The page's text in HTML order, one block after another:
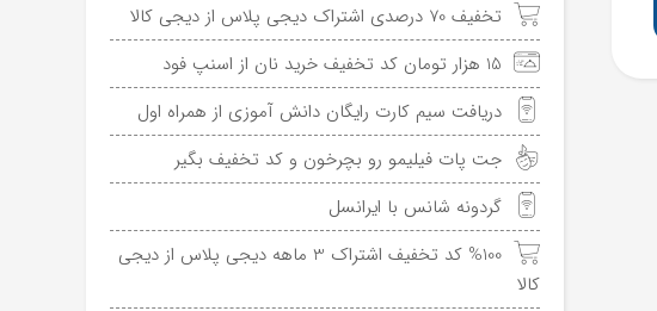
تخفیف 70 درصدی اشتراک دیجی پلاس از دیجی کالا
15 هزار تومان کد تخفیف خرید نان از اسنپ فود
دریافت سیم کارت رایگان دانش آموزی از همراه اول
جت پات فیلیمو رو بچرخون و کد تخفیف بگیر
گردونه شانس با ایرانسل
%100 کد تخفیف اشتراک 3 ماهه دیجی پلاس از دیجی
کالا